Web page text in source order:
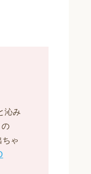
沁み
の
ちゃ